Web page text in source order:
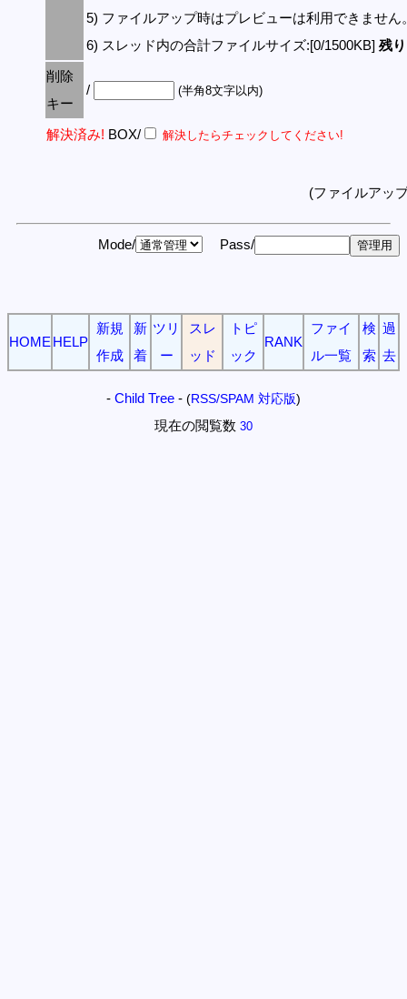
5) ファイルアップ時はプレビューは利用できません
6) スレッド内の合計ファイルサイズ:[0/1500KB] 残
削除
キー
/ (半角8文字以内)
解決済み! BOX/ 解決したらチェックしてください!
(ファイルアッ
Mode/ Pass/
HOME HELP
新規
作成
新
着
ツリ
ー
スレ
ッド
トピ
ック
RANK
ファイ
ル一覧
検
索
過
去
- Child Tree - (RSS/SPAM 対応版)
現在の閲覧数 30